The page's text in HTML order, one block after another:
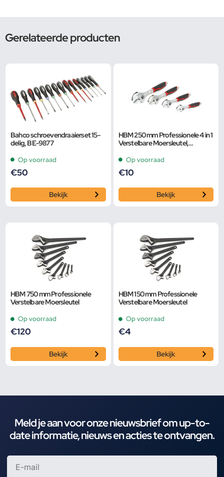
Gerelateerde producten
Bahco schroevendraaierset 15-
delig, BE-9877
Op voorraad
€50
Bekijk
HBM 250 mm Professionele 4 in 1
Verstelbare Moersleutel,
Op voorraad
€10
Bekijk
HBM 750 mm Professionele
Verstelbare Moersleutel
Op voorraad
€120
Bekijk
HBM 150 mm Professionele
Verstelbare Moersleutel
Op voorraad
€4
Bekijk
Meld je aan voor onze nieuwsbrief om up-to-
date informatie, nieuws en acties te ontvangen.